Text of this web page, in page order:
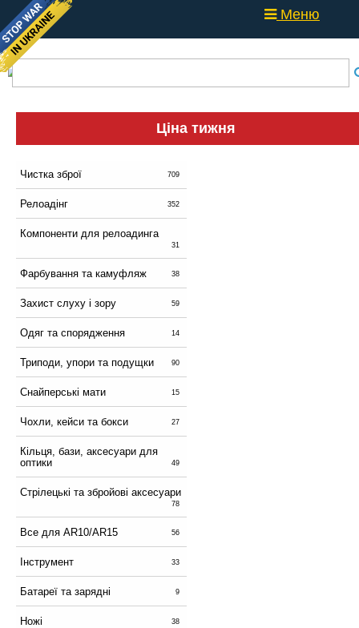
Меню
Ціна тижня
Чистка зброї 709
Релоадінг 352
Компоненти для релоадинга
31
Фарбування та камуфляж 38
Захист слуху і зору 59
Одяг та спорядження 14
Триподи, упори та подущки 90
Снайперські мати 15
Чохли, кейси та бокси 27
Кільця, бази, аксесуари для
оптики
49
Стрілецькі та збройові аксесуари
78
Все для AR10/AR15 56
Інструмент 33
Батареї та зарядні 9
Ножі 38